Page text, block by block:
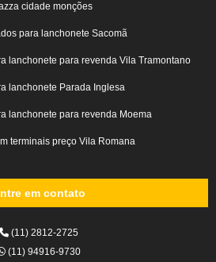
cidade monções
para lanchonete Sacomã
lanchonete para revenda Vila Tramontano
lanchonete Parada Inglesa
lanchonete para revenda Moema
terminais preço Vila Romana
em contato
(11) 2812-2725
(11) 94916-9730